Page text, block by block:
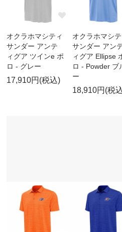
オクラホマシティ
サンダー アンテ
ィグア ツインe ポ
ロ - グレー
17,910円(税込)
オクラホマシテ
サンダー アン
ィグア Ellipse
ロ - Powder ブ
ー
18,910円(税